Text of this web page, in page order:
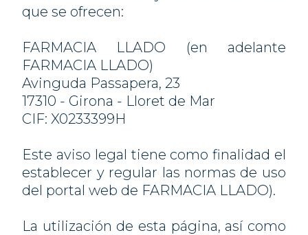
que se ofrecen:
FARMACIA LLADO (en adelante
FARMACIA LLADO)
Avinguda Passapera, 23
17310 - Girona - Lloret de Mar
CIF: X0233399H
Este aviso legal tiene como finalidad el
establecer y regular las normas de uso
del portal web de FARMACIA LLADO).
La utilización de esta página, así como